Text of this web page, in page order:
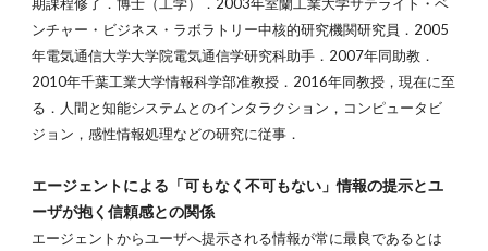
期課程修了．博士（工学）．2003年室蘭工業大学サテライト・ベ
ンチャー・ビジネス・ラボラトリー中核的研究機関研究員．2005
年電気通信大学大学院電気通信学研究科助手．2007年同助教．
2010年千葉工業大学情報科学部准教授．2016年同教授，現在に至
る．人間と知能システムとのインタラクション，コンピュータビ
ジョン，感性情報処理などの研究に従事．
エージェントによる「可もなく不可もない」情報の提⽰とユ
ーザが抱く信頼感との関係
エージェントからユーザへ提示される情報が常に最良であるとは